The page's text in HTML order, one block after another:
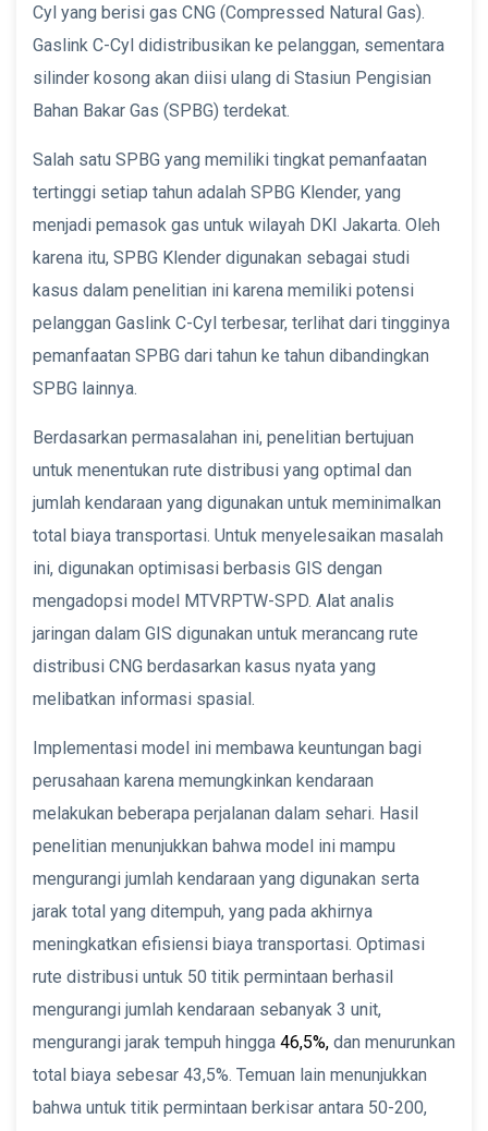
Cyl yang berisi gas CNG (Compressed Natural Gas).
Gaslink C-Cyl didistribusikan ke pelanggan, sementara
silinder kosong akan diisi ulang di Stasiun Pengisian
Bahan Bakar Gas (SPBG) terdekat.
Salah satu SPBG yang memiliki tingkat pemanfaatan
tertinggi setiap tahun adalah SPBG Klender, yang
menjadi pemasok gas untuk wilayah DKI Jakarta. Oleh
karena itu, SPBG Klender digunakan sebagai studi
kasus dalam penelitian ini karena memiliki potensi
pelanggan Gaslink C-Cyl terbesar, terlihat dari tingginya
pemanfaatan SPBG dari tahun ke tahun dibandingkan
SPBG lainnya.
Berdasarkan permasalahan ini, penelitian bertujuan
untuk menentukan rute distribusi yang optimal dan
jumlah kendaraan yang digunakan untuk meminimalkan
total biaya transportasi. Untuk menyelesaikan masalah
ini, digunakan optimisasi berbasis GIS dengan
mengadopsi model MTVRPTW-SPD. Alat analis
jaringan dalam GIS digunakan untuk merancang rute
distribusi CNG berdasarkan kasus nyata yang
melibatkan informasi spasial.
Implementasi model ini membawa keuntungan bagi
perusahaan karena memungkinkan kendaraan
melakukan beberapa perjalanan dalam sehari. Hasil
penelitian menunjukkan bahwa model ini mampu
mengurangi jumlah kendaraan yang digunakan serta
jarak total yang ditempuh, yang pada akhirnya
meningkatkan efisiensi biaya transportasi. Optimasi
rute distribusi untuk 50 titik permintaan berhasil
mengurangi jumlah kendaraan sebanyak 3 unit,
mengurangi jarak tempuh hingga 46,5%, dan menurunkan
total biaya sebesar 43,5%. Temuan lain menunjukkan
bahwa untuk titik permintaan berkisar antara 50-200,